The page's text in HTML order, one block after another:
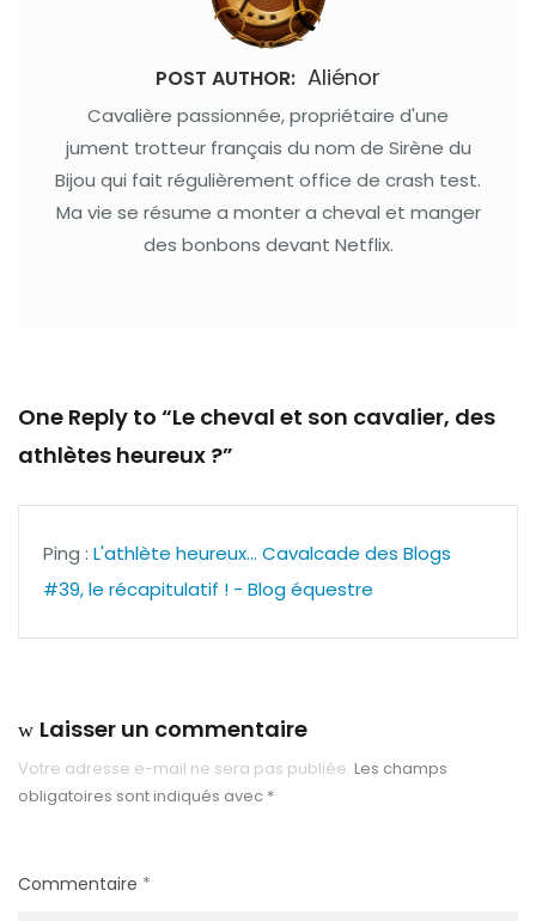
POST AUTHOR: Aliénor
Cavalière passionnée, propriétaire d'une
jument trotteur français du nom de Sirène du
Bijou qui fait régulièrement office de crash test.
Ma vie se résume a monter a cheval et manger
des bonbons devant Netflix.
One Reply to “Le cheval et son cavalier, des
athlètes heureux ?”
Ping : L'athlète heureux... Cavalcade des Blogs
#39, le récapitulatif ! - Blog équestre
Laisser un commentaire
Votre adresse e-mail ne sera pas publiée. Les champs
obligatoires sont indiqués avec *
Commentaire *